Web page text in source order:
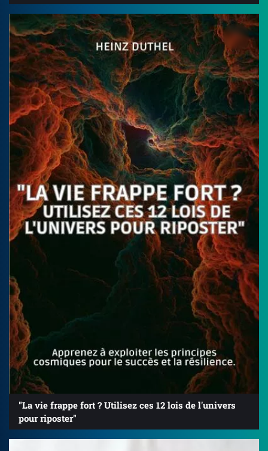
"La vie frappe fort ? Utilisez ces 12 lois de l'univers
pour riposter"